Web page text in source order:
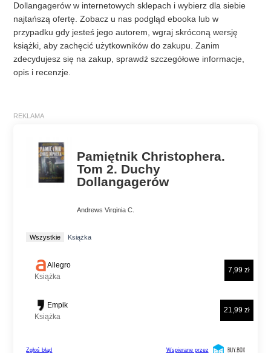
Dollangagerów w internetowych sklepach i wybierz dla siebie
najtańszą ofertę. Zobacz u nas podgląd ebooka lub w
przypadku gdy jesteś jego autorem, wgraj skróconą wersję
książki, aby zachęcić użytkowników do zakupu. Zanim
zdecydujesz się na zakup, sprawdź szczegółowe informacje,
opis i recenzje.